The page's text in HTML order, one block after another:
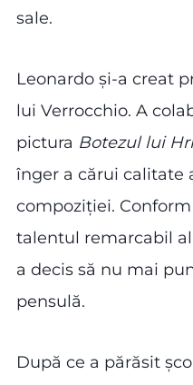
sale.
Leonardo și-a creat
lui Verrocchio. A
pictura Botezul lui
înger a cărui calitate
compoziției.
talentul remarcabil
a decis să nu mai
pensulă.
După ce a părăsit